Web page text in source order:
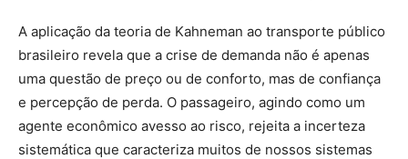
A aplicação da teoria de Kahneman ao transporte público
brasileiro revela que a crise de demanda não é apenas
uma questão de preço ou de conforto, mas de confiança
e percepção de perda. O passageiro, agindo como um
agente econômico avesso ao risco, rejeita a incerteza
sistemática que caracteriza muitos de nossos sistemas